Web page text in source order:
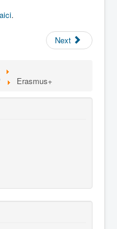
aici.
Next
Erasmus+